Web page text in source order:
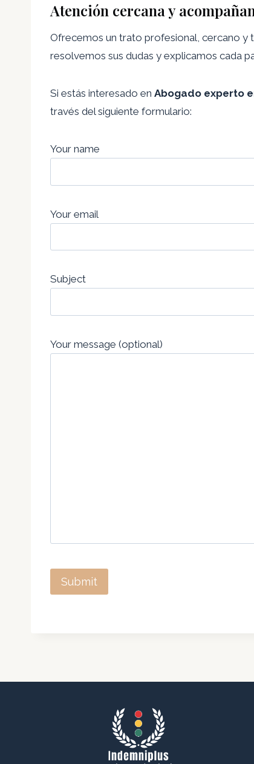
Atención cercana y
Ofrecemos un trato profesional, cercano y
resolvemos sus dudas y explicamos cada
Si estás interesado en Abogado experto
través del siguiente formulario:
Your name
Your email
Subject
Your message (optional)